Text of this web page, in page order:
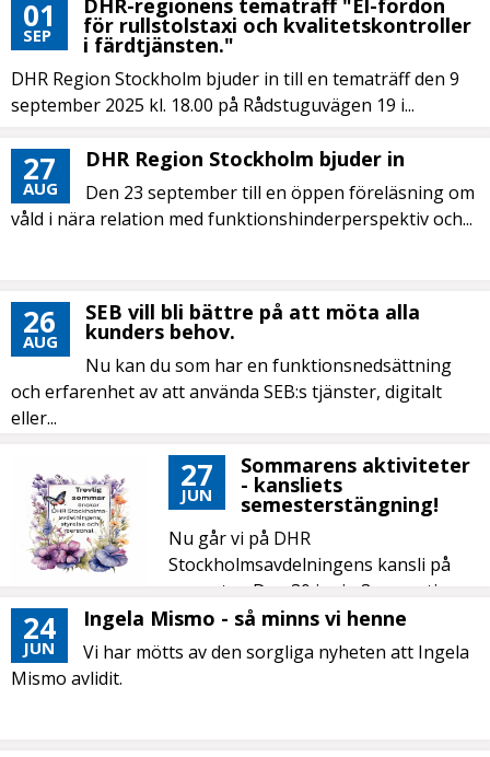
01
SEP
DHR-regionens tematräff "El-fordon
för rullstolstaxi och kvalitetskontroller
i färdtjänsten."
DHR Region Stockholm bjuder in till en tematräff den 9
september 2025 kl. 18.00 på Rådstuguvägen 19 i...
27
AUG
DHR Region Stockholm bjuder in
Den 23 september till en öppen föreläsning om
våld i nära relation med funktionshinderperspektiv och...
26
AUG
SEB vill bli bättre på att möta alla
kunders behov.
Nu kan du som har en funktionsnedsättning
och erfarenhet av att använda SEB:s tjänster, digitalt
eller...
27
JUN
Sommarens aktiviteter
- kansliets
semesterstängning!
Nu går vi på DHR
Stockholmsavdelningens kansli på
semester. Den 30 juni - 3 augusti
håller kansliet stängt....
24
JUN
Ingela Mismo - så minns vi henne
Vi har mötts av den sorgliga nyheten att Ingela
Mismo avlidit.